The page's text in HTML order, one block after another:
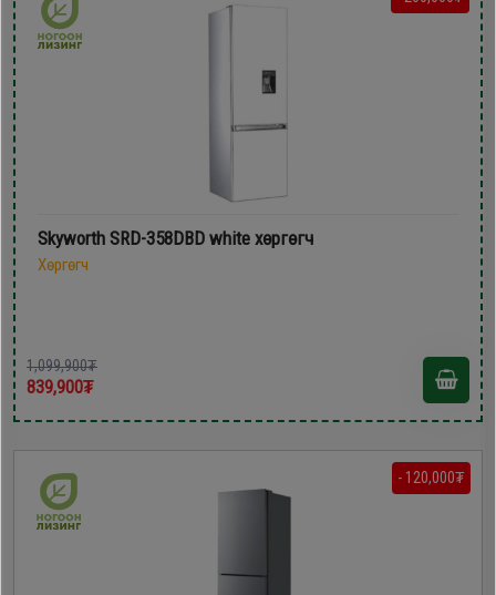
Skyworth SRD-358DBD white хөргөгч
Хөргөгч
1,099,900₮
839,900₮
- 120,000₮